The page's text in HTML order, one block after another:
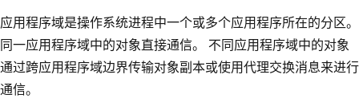
应用程序域是操作系统进程中一个或多个应用程序所在的分区。
同一应用程序域中的对象直接通信。 不同应用程序域中的对象
通过跨应用程序域边界传输对象副本或使用代理交换消息来进行
通信。